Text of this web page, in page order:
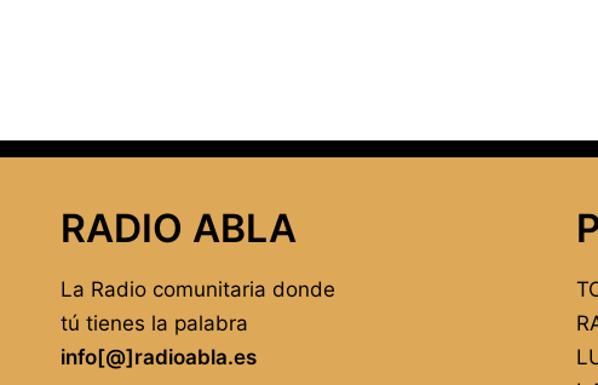
RADIO ABLA
La Radio comunitaria donde
tú tienes la palabra
info[@]radioabla.es